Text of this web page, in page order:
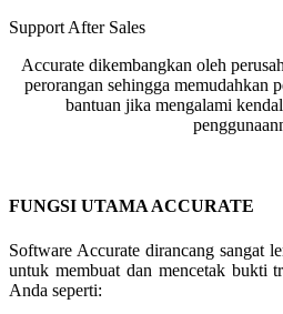
Support After Sales
Accurate dikembangkan oleh
perorangan sehingga memudahkan
bantuan jika mengalami
FUNGSI UTAMA ACCURATE
Software Accurate dirancang sangat
untuk membuat dan mencetak bukti
Anda seperti: